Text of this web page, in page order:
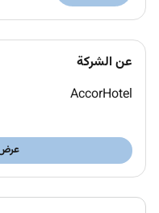
departments to
satisfaction.
up on guest
service quality.
عن الشركة
AccorHotel